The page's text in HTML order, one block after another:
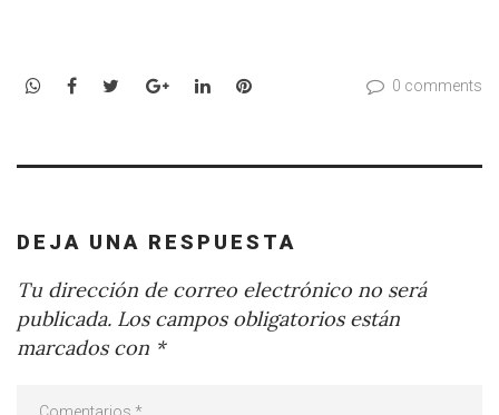
WhatsApp
Facebook
TwitterGoogle+LinkedInPinterest 0 comments
DEJA UNA RESPUESTA
Tu dirección de correo electrónico no será
publicada. Los campos obligatorios están
marcados con *